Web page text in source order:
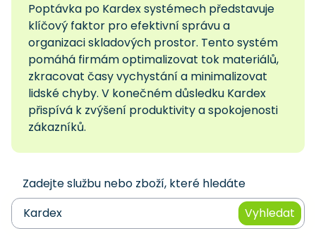
Poptávka po Kardex systémech představuje
klíčový faktor pro efektivní správu a
organizaci skladových prostor. Tento systém
pomáhá firmám optimalizovat tok materiálů,
zkracovat časy vychystání a minimalizovat
lidské chyby. V konečném důsledku Kardex
přispívá k zvýšení produktivity a spokojenosti
zákazníků.
Zadejte službu nebo zboží, které hledáte
Vyhledat